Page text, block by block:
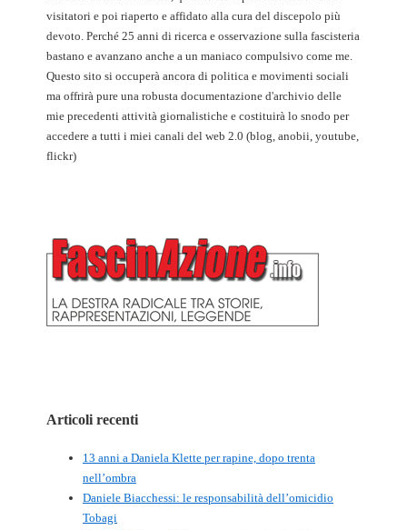
visitatori e poi riaperto e affidato alla cura del discepolo più
devoto. Perché 25 anni di ricerca e osservazione sulla fascisteria
bastano e avanzano anche a un maniaco compulsivo come me.
Questo sito si occuperà ancora di politica e movimenti sociali
ma offrirà pure una robusta documentazione d'archivio delle
mie precedenti attività giornalistiche e costituirà lo snodo per
accedere a tutti i miei canali del web 2.0 (blog, anobii, youtube,
flickr)
Articoli recenti
13 anni a Daniela Klette per rapine, dopo trenta
nell’ombra
Daniele Biacchessi: le responsabilità dell’omicidio
Tobagi